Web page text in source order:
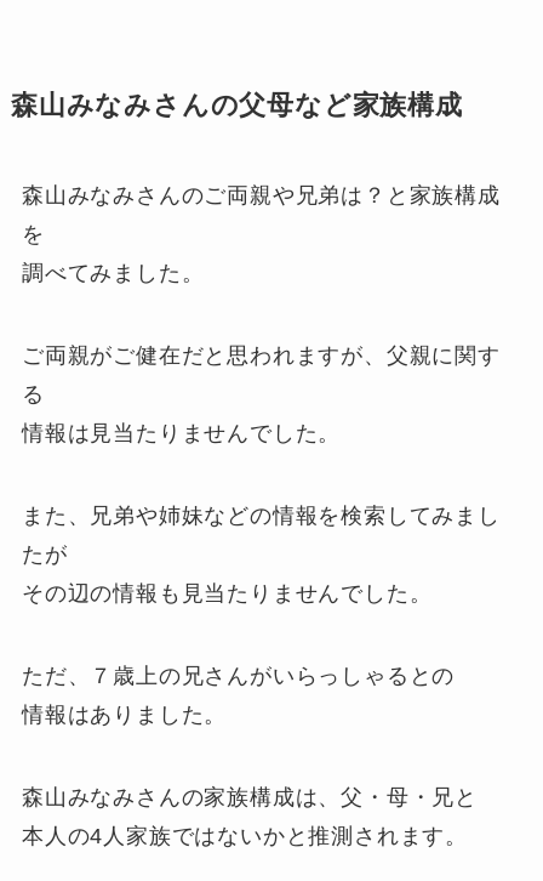
森山みなみさんの父母など家族構成
森山みなみさんのご両親や兄弟は？と家族構成
を
調べてみました。
ご両親がご健在だと思われますが、父親に関す
る
情報は見当たりませんでした。
また、兄弟や姉妹などの情報を検索してみまし
たが
その辺の情報も見当たりませんでした。
ただ、７歳上の兄さんがいらっしゃるとの
情報はありました。
森山みなみさんの家族構成は、父・母・兄と
本人の4人家族ではないかと推測されます。